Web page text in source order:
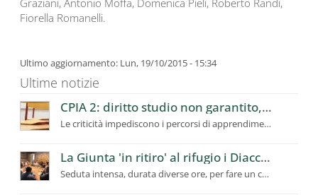
Graziani, Antonio Moffa, Domenica Pieli, Roberto Randi,
Fiorella Romanelli.
Ultimo aggiornamento: Lun, 19/10/2015 - 15:34
Ultime notizie
CPIA 2: diritto studio non garantito, richiesto a Ufficio Scolastico Regionale intervento urgente
Le criticità impediscono i percorsi di apprendimento, utenti in calo
La Giunta 'in ritiro' al rifugio i Diacci: dalla montagna la programmazione del futuro del Mugello
Seduta intensa, durata diverse ore, per fare un confronto ampio sui temi prioritari e strategici